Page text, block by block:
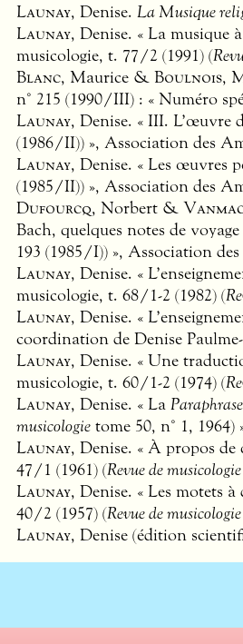
Launay, Denise. La Musique
Launay, Denise. « La musique
musicologie, t. 77/2 (1991) (
Blanc, Maurice & Boulnois,
n° 215 (1990/III) : « Numéro
Launay, Denise. « III. L’œuvre
(1986/II)) », Association des
Launay, Denise. « Les œuvres
(1985/II)) », Association des
Dufourcq, Norbert &
Bach, quelques notes de
193 (1985/I)) », Association
Launay, Denise. «
musicologie, t. 68/1-2 (1982) (
Launay, Denise. «
coordination de Denise
Launay, Denise. « Une
musicologie, t. 60/1-2 (1974) (
Launay, Denise. « La
musicologie tome 50, n° 1, 1964)
Launay, Denise. « À propos
47/1 (1961) (Revue de musicologie
Launay, Denise. « Les motets
40/2 (1957) (Revue de musicologie
Launay, Denise (édition